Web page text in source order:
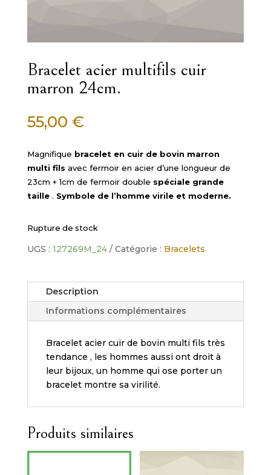
Bracelet acier multifils cuir
marron 24cm.
55,00 €
Magnifique bracelet en cuir de bovin marron
multi fils avec fermoir en acier d’une longueur de
23cm + 1cm de fermoir double spéciale grande
taille. Symbole de l’homme virile et moderne.
Rupture de stock
UGS : 127269M_24 Catégorie : Bracelets
Description
Informations complémentaires
Bracelet acier cuir de bovin multi fils très
tendance , les hommes aussi ont droit à
leur bijoux, un homme qui ose porter un
bracelet montre sa virilité.
Produits similaires